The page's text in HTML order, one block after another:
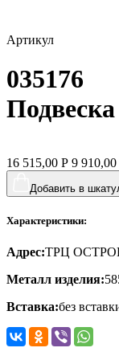
треугольник
хвост кита
цветы
череп и кости
черепаха
яблочки
якорь
ящерки
Артикул
035176
Подвеска
16 515,00 Р 9 910,00
Добавить в
Характеристики:
Адрес:ТРЦ
Металл изделия:
Вставка:без